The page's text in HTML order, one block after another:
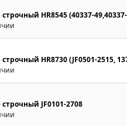
HR8545 (40337-
HR8730 (JF0501-2515,
JF0101-2708